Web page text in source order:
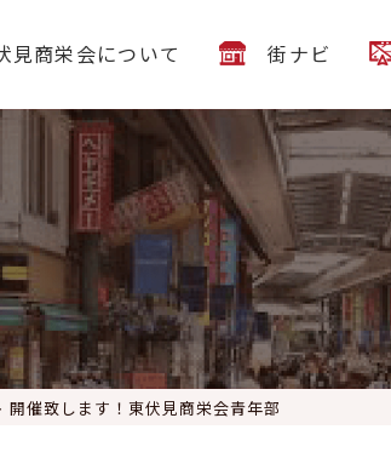
見商栄会について 街ナビ
催致します！東伏見商栄会青年部